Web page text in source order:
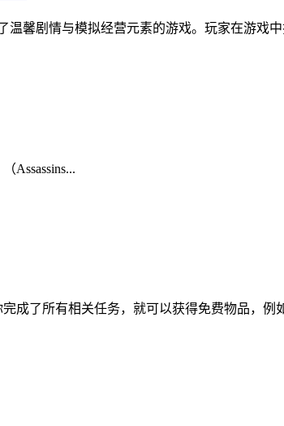
馨剧情与模拟经营元素的游戏。玩家在游戏
Assassins...
成了所有相关任务，就可以获得免费物品，例